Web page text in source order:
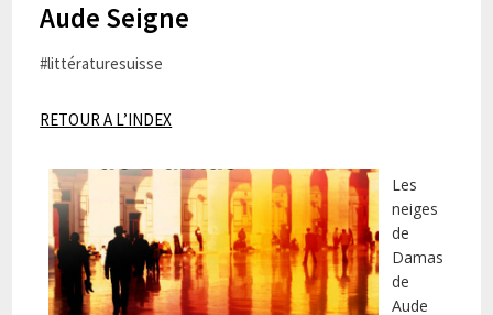
Aude Seigne
#littératuresuisse
RETOUR A L’INDEX
Les
neiges
de
Damas
de
Aude